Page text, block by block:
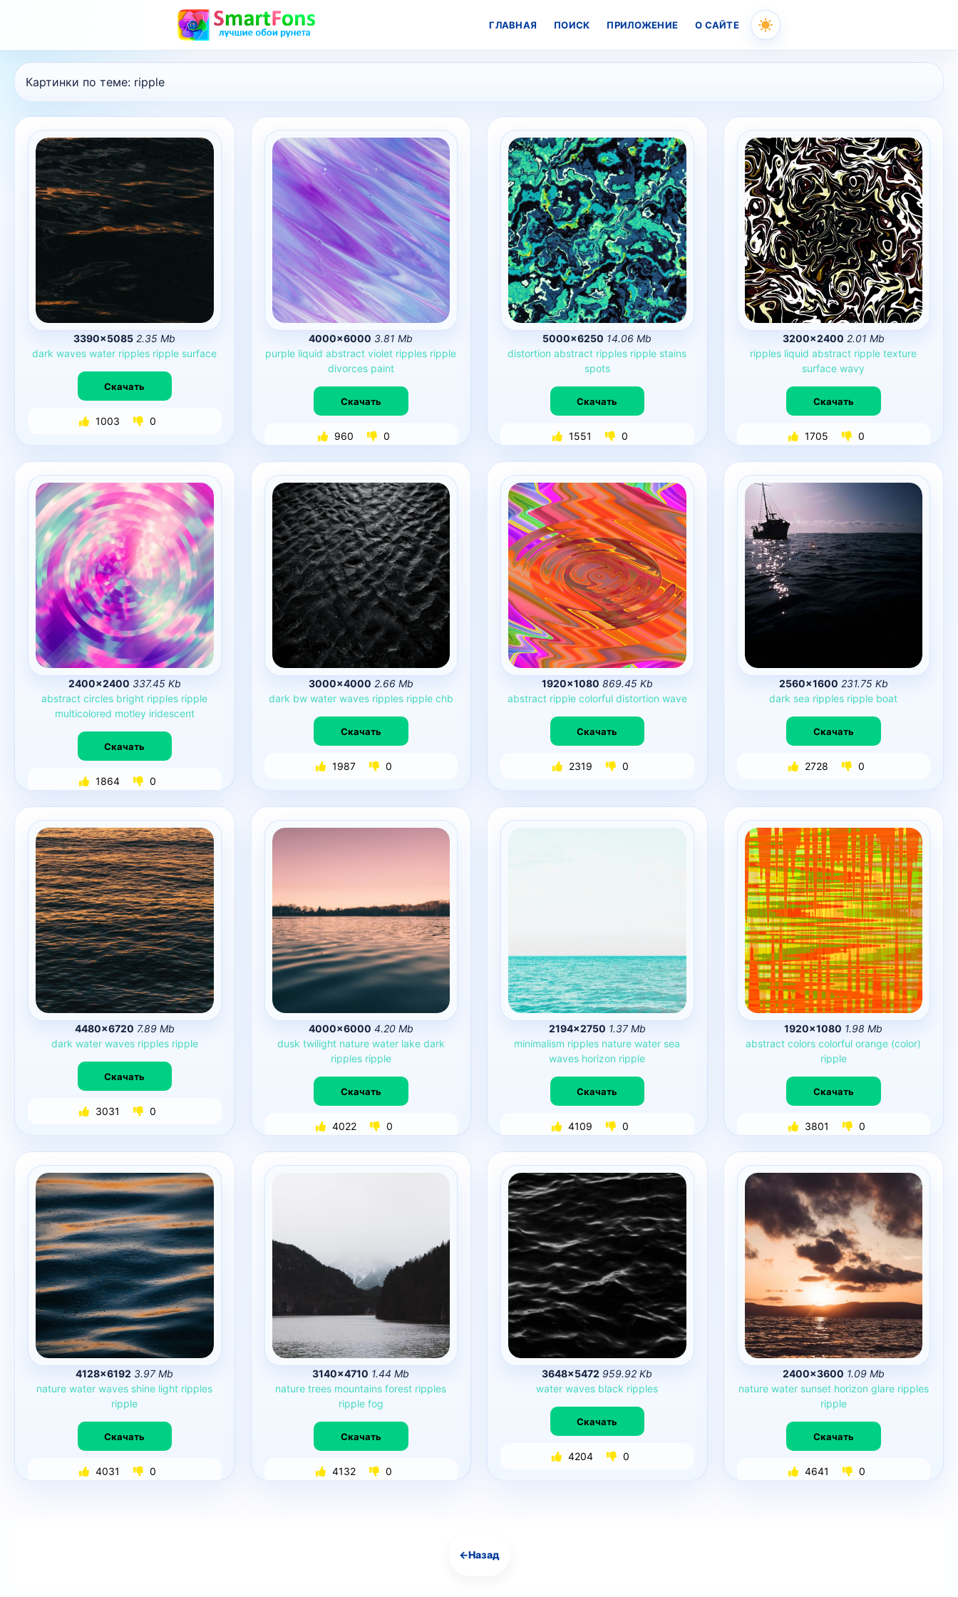
to
ГЛАВНАЯ ПОИСК ПРИЛОЖЕНИЕ О САЙТЕ
Картинки по теме: ripple
3390×5085 2.35 Mb
dark waves water ripples ripple surface
Скачать
1003 0
4000×6000 3.81 Mb
purple liquid abstract violet ripples ripple
divorces paint
Скачать
960 0
5000×6250 14.06 Mb
distortion abstract ripples ripple stains
spots
Скачать
1551 0
3200×2400 2.01 Mb
ripples liquid abstract ripple texture
surface wavy
Скачать
1705 0
2400×2400 337.45 Kb
abstract circles bright ripples ripple
multicolored motley iridescent
Скачать
1864 0
3000×4000 2.66 Mb
dark bw water waves ripples ripple chb
Скачать
1987 0
1920×1080 869.45 Kb
abstract ripple colorful distortion wave
Скачать
2319 0
2560×1600 231.75 Kb
dark sea ripples ripple boat
Скачать
2728 0
4480×6720 7.89 Mb
dark water waves ripples ripple
Скачать
3031 0
4000×6000 4.20 Mb
dusk twilight nature water lake dark
ripples ripple
Скачать
4022 0
2194×2750 1.37 Mb
minimalism ripples nature water sea
waves horizon ripple
Скачать
4109 0
1920×1080 1.98 Mb
abstract colors colorful orange (color)
ripple
Скачать
3801 0
4128×6192 3.97 Mb
nature water waves shine light ripples
ripple
Скачать
4031 0
3140×4710 1.44 Mb
nature trees mountains forest ripples
ripple fog
Скачать
4132 0
3648×5472 959.92 Kb
water waves black ripples
Скачать
4204 0
2400×3600 1.09 Mb
nature water sunset horizon glare ripples
ripple
Скачать
4641 0
Навигация
←Назад